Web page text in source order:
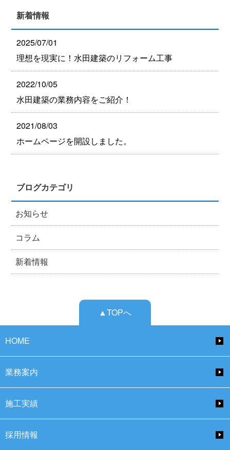
新着情報
2025/07/01
理想を現実に！水田建築のリフォーム工事
2022/10/05
水田建築の業務内容をご紹介！
2021/08/03
ホームページを開設しました。
ブログカテゴリ
お知らせ
コラム
新着情報
▲TOPへ
HOME
業務案内
施工実績
採用情報